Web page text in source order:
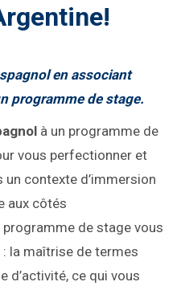
en associant
programme de stage.
à un programme de
vous perfectionner et
un contexte d’immersion
aux côtés
programme de stage vous
la maîtrise de termes
d’activité, ce qui vous